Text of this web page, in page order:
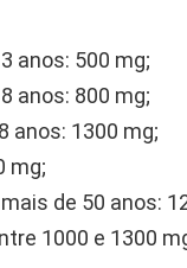
anos: 500 mg;
anos: 800 mg;
anos: 1300 mg;
mg;
de 50 anos:
1000 e 1300